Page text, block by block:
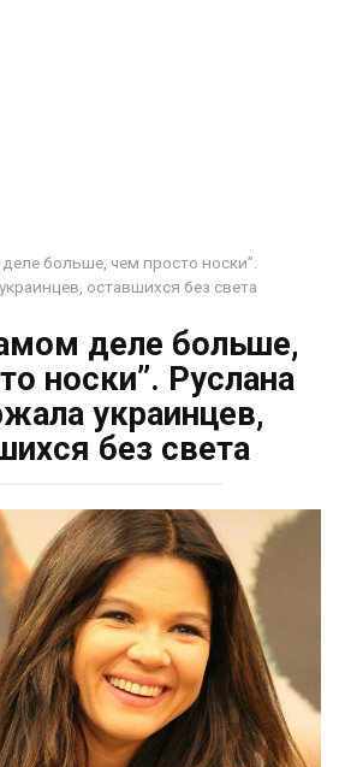
больше, чем просто носки”.
оставшихся без света
деле больше,
носки”. Руслана
украинцев,
без света